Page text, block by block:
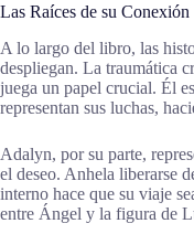
Las Raíces de su Conexión
A lo largo del libro, las
despliegan. La traumática
juega un papel crucial. Él
representan sus luchas,
Adalyn, por su parte,
el deseo. Anhela liberarse
interno hace que su viaje
entre Ángel y la figura de